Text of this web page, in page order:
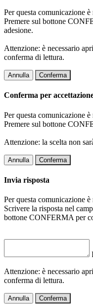
Per questa comunicazione
Premere sul bottone
adesione.
Attenzione: è necessario
conferma di lettura.
Annulla Conferma
Conferma per
Per questa comunicazione
Premere sul bottone
Attenzione: la scelta non
Annulla Conferma
Invia risposta
Per questa comunicazione
Scrivere la risposta nel
bottone CONFERMA per
Attenzione: è necessario
conferma di lettura.
Annulla Conferma